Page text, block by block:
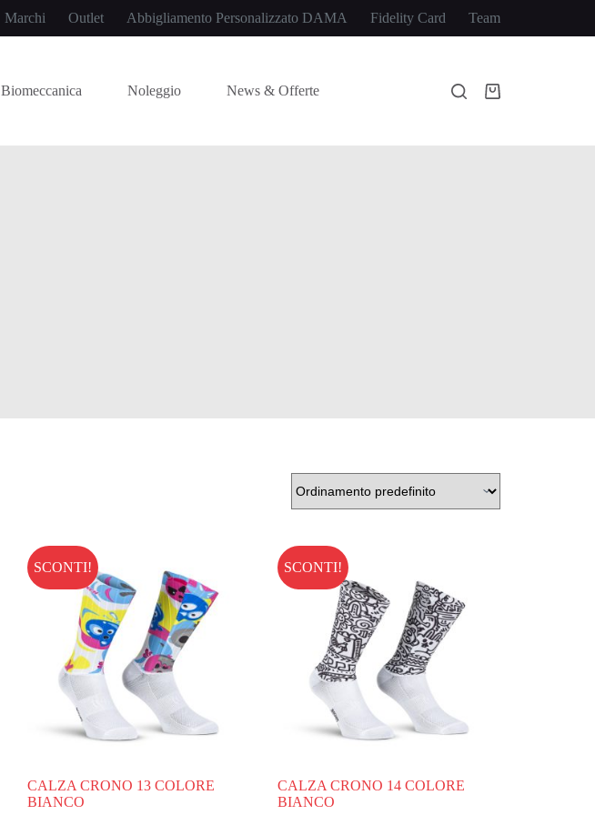
Marchi Outlet Abbigliamento Personalizzato DAMA Fidelity Card Team
Biomeccanica Noleggio News & Offerte Carrello
SCONTI!
CALZA CRONO 13 COLORE
BIANCO
SCONTI!
CALZA CRONO 14 COLORE
BIANCO